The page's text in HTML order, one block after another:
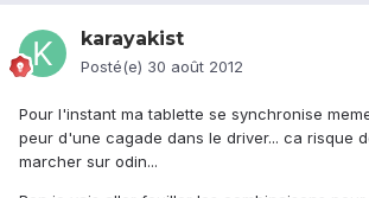
karayakist
Posté(e) 30 août 2012
Pour l'instant ma tablette se synchronise
peur d'une cagade dans le driver... ca risque
marcher sur odin...